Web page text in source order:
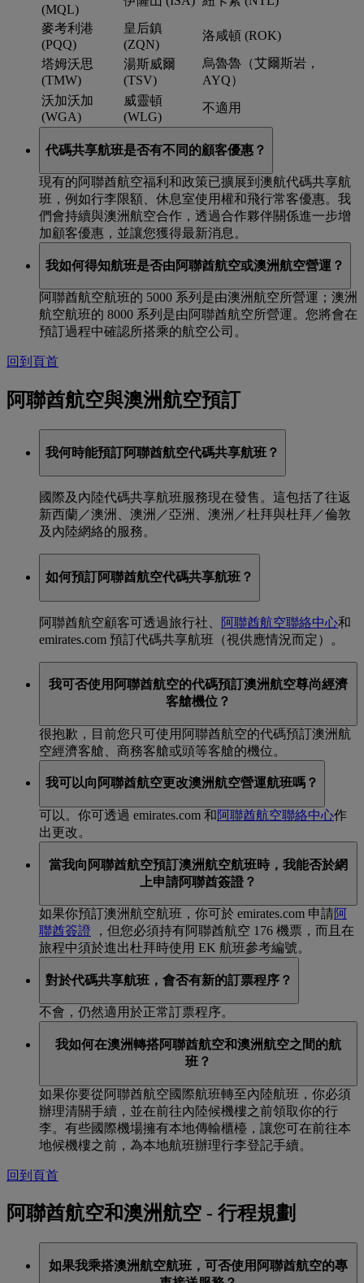
(MQL)
麥考利港
(PQQ)
皇后鎮
(ZQN)
洛咸頓 (ROK)
塔姆沃思
(TMW)
湯斯威爾
(TSV)
烏魯魯（艾爾斯岩，
AYQ）
沃加沃加
(WGA)
威靈頓
(WLG)
不適用
代碼共享航班是否有不同的顧客優惠？
現有的阿聯酋航空福利和政策已擴展到澳航代碼共享航
班，例如行李限額、休息室使用權和飛行常客優惠。我
們會持續與澳洲航空合作，透過合作夥伴關係進一步增
加顧客優惠，並讓您獲得最新消息。
我如何得知航班是否由阿聯酋航空或澳洲航空營運？
阿聯酋航空航班的 5000 系列是由澳洲航空所營運；澳洲
航空航班的 8000 系列是由阿聯酋航空所營運。您將會在
預訂過程中確認所搭乘的航空公司。
回到頁首
阿聯酋航空與澳洲航空預訂
我何時能預訂阿聯酋航空代碼共享航班？
國際及內陸代碼共享航班服務現在發售。這包括了往返
新西蘭／澳洲、澳洲／亞洲、澳洲／杜拜與杜拜／倫敦
及內陸網絡的服務。
如何預訂阿聯酋航空代碼共享航班？
阿聯酋航空顧客可透過旅行社、 阿聯酋航空聯絡中心和
emirates.com 預訂代碼共享航班（視供應情況而定）。
我可否使用阿聯酋航空的代碼預訂澳洲航空尊尚經濟
客艙機位？
很抱歉，目前您只可使用阿聯酋航空的代碼預訂澳洲航
空經濟客艙、商務客艙或頭等客艙的機位。
我可以向阿聯酋航空更改澳洲航空營運航班嗎？
可以。你可透過 emirates.com 和阿聯酋航空聯絡中心作
出更改。
當我向阿聯酋航空預訂澳洲航空航班時，我能否於網
上申請阿聯酋簽證？
如果你預訂澳洲航空航班，你可於 emirates.com 申請阿
聯酋簽證 ，但您必須持有阿聯酋航空 176 機票，而且在
旅程中須於進出杜拜時使用 EK 航班參考編號。
對於代碼共享航班，會否有新的訂票程序？
不會，仍然適用於正常訂票程序。
我如何在澳洲轉搭阿聯酋航空和澳洲航空之間的航
班？
如果你要從阿聯酋航空國際航班轉至內陸航班，你必須
辦理清關手續，並在前往內陸候機樓之前領取你的行
李。有些國際機場擁有本地傳輸櫃檯，讓您可在前往本
地候機樓之前，為本地航班辦理行李登記手續。
回到頁首
阿聯酋航空和澳洲航空 - 行程規劃
如果我乘搭澳洲航空航班，可否使用阿聯酋航空的專